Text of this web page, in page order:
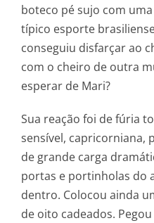
boteco pé sujo com
típico esporte
conseguiu disfarçar ao
com o cheiro de outra
esperar de Mari?
Sua reação foi de fúria
sensível, capricorniana,
de grande carga
portas e portinholas do
dentro. Colocou ainda
de oito cadeados.